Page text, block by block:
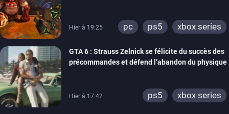
Hier à 19:25 pc ps5 xbox series
GTA 6 : Strauss Zelnick se félicite du succès des
précommandes et défend l’abandon du physique
Hier à 17:42 ps5 xbox series